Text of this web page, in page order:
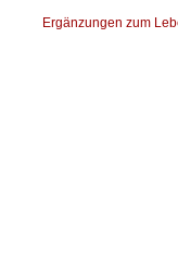
Ergänzungen zum